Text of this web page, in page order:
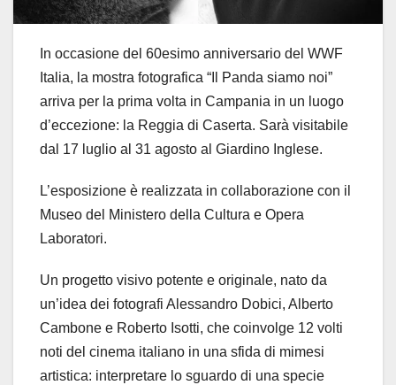
In occasione del 60esimo anniversario del WWF
Italia, la mostra fotografica “Il Panda siamo noi”
arriva per la prima volta in Campania in un luogo
d’eccezione: la Reggia di Caserta. Sarà visitabile
dal 17 luglio al 31 agosto al Giardino Inglese.
L’esposizione è realizzata in collaborazione con il
Museo del Ministero della Cultura e Opera
Laboratori.
Un progetto visivo potente e originale, nato da
un’idea dei fotografi Alessandro Dobici, Alberto
Cambone e Roberto Isotti, che coinvolge 12 volti
noti del cinema italiano in una sfida di mimesi
artistica: interpretare lo sguardo di una specie